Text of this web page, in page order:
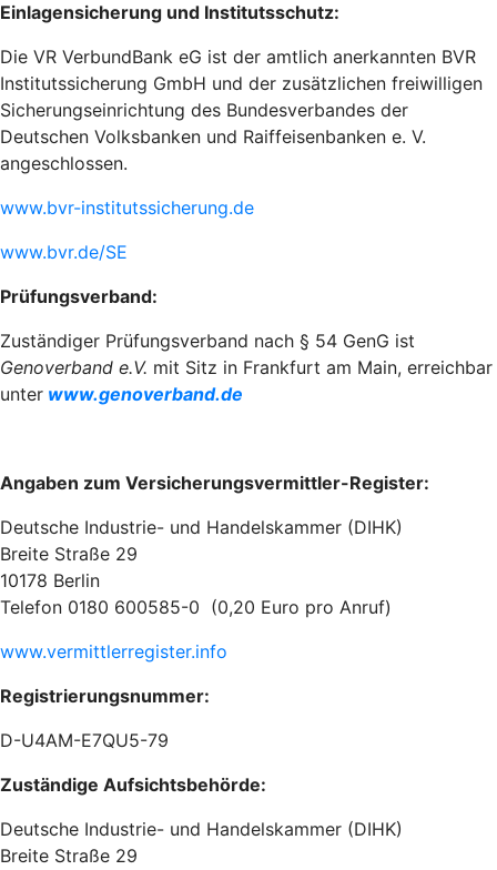
Einlagensicherung und Institutsschutz:
Die VR VerbundBank eG ist der amtlich anerkannten BVR
Institutssicherung GmbH und der zusätzlichen freiwilligen
Sicherungseinrichtung des Bundesverbandes der
Deutschen Volksbanken und Raiffeisenbanken e. V.
angeschlossen.
www.bvr-institutssicherung.de
www.bvr.de/SE
Prüfungsverband:
Zuständiger Prüfungsverband nach § 54 GenG ist
Genoverband e.V. mit Sitz in Frankfurt am Main, erreichbar
unter www.genoverband.de
Angaben zum Versicherungsvermittler-Register:
Deutsche Industrie- und Handelskammer (DIHK)
Breite Straße 29
10178 Berlin
Telefon 0180 600585-0 (0,20 Euro pro Anruf)
www.vermittlerregister.info
Registrierungsnummer:
D-U4AM-E7QU5-79
Zuständige Aufsichtsbehörde:
Deutsche Industrie- und Handelskammer (DIHK)
Breite Straße 29